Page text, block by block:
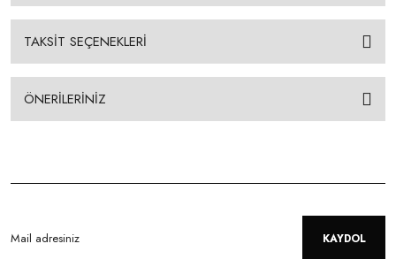
TAKSİT SEÇENEKLERİ
ÖNERİLERİNİZ
KAYDOL